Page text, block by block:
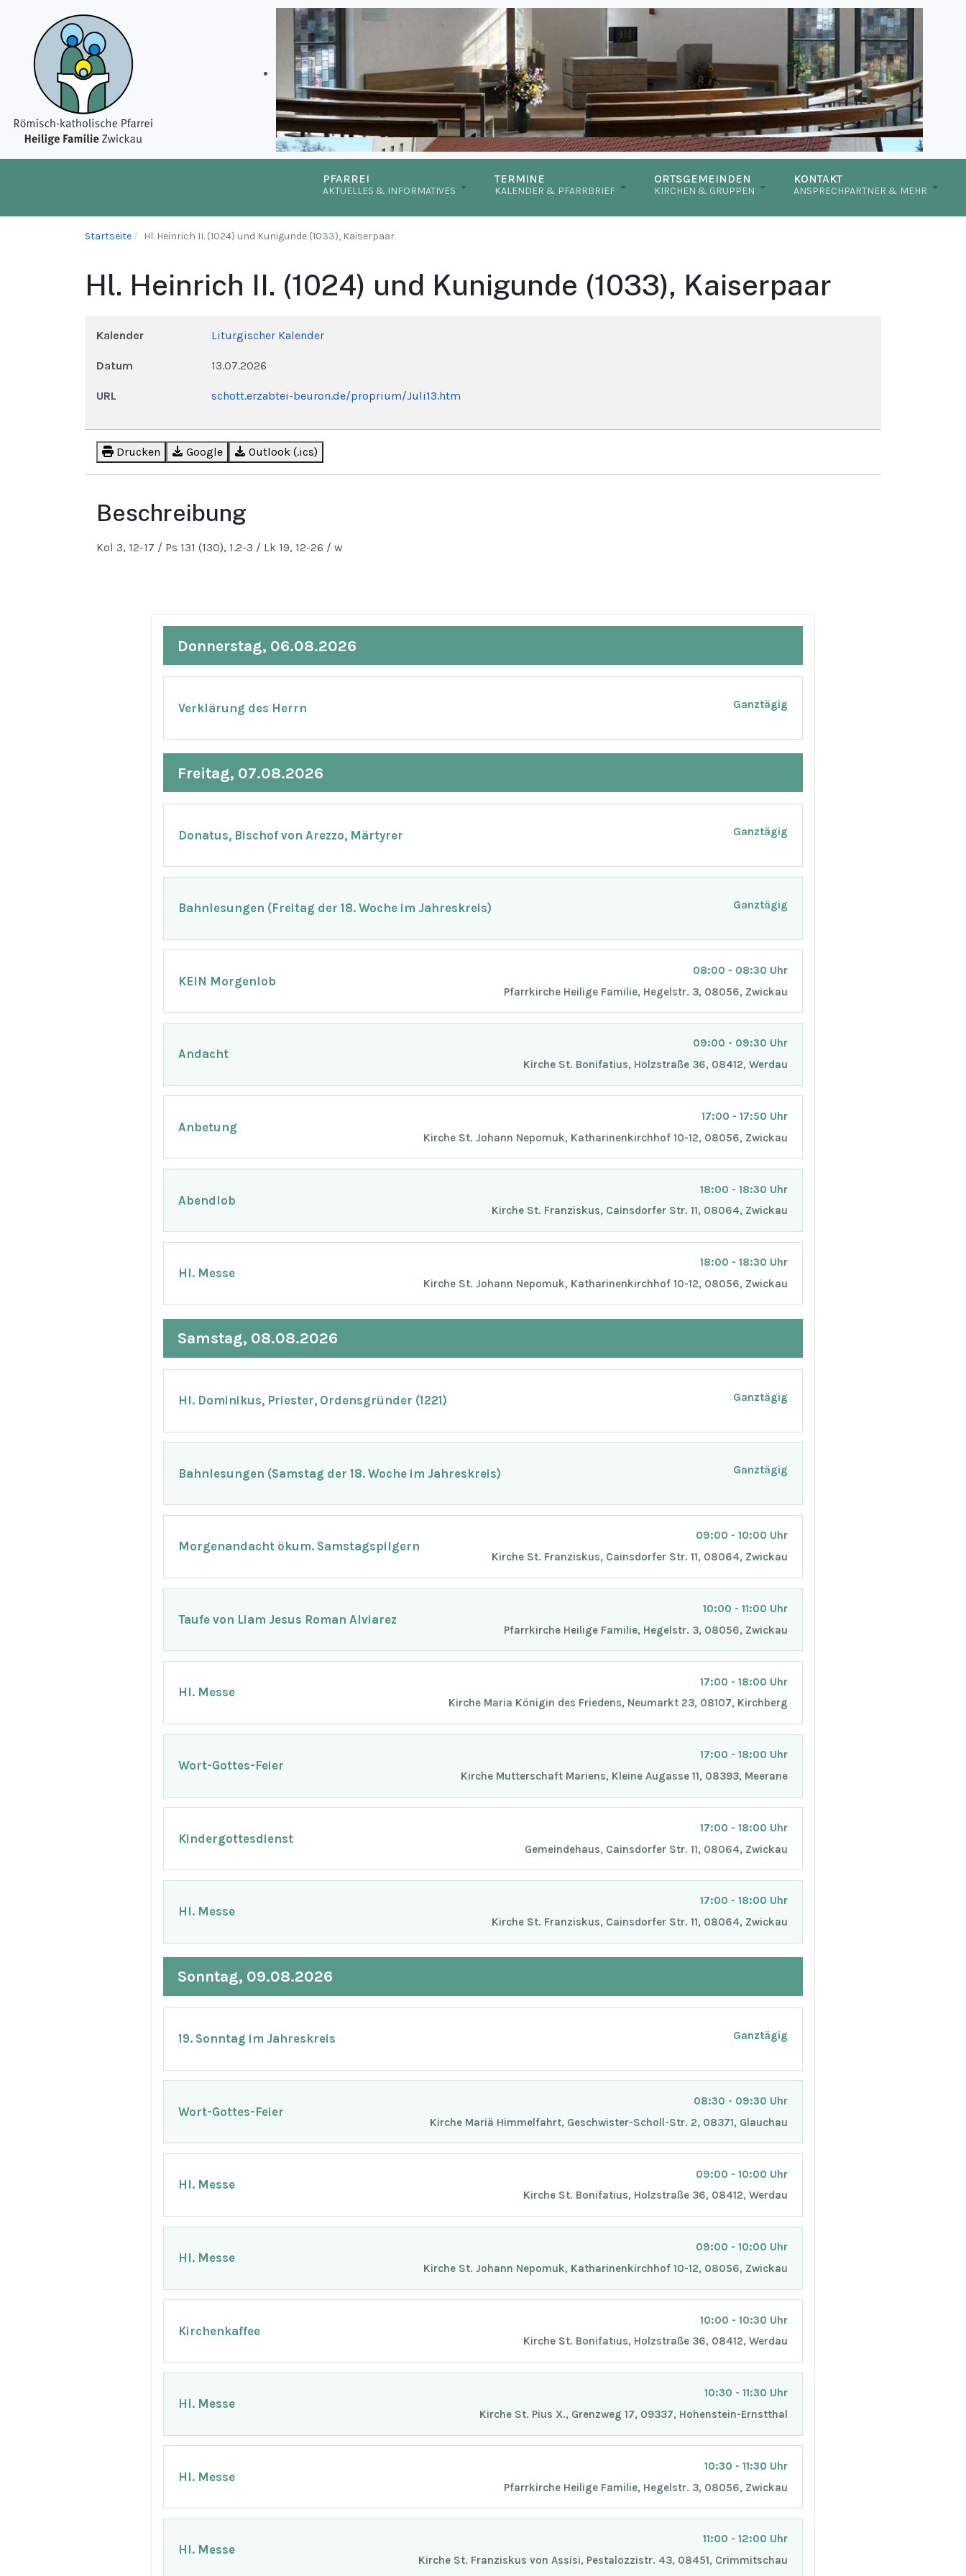
PFARREI
AKTUELLES & INFORMATIVES
TERMINE
KALENDER & PFARRBRIEF
ORTSGEMEINDEN
KIRCHEN & GRUPPEN
KONTAKT
ANSPRECHPARTNER & MEHR
Startseite Hl. Heinrich II. (1024) und Kunigunde (1033), Kaiserpaar
Hl. Heinrich II. (1024) und Kunigunde (1033), Kaiserpaar
Kalender Liturgischer Kalender
Datum 13.07.2026
URL schott.erzabtei-beuron.de/proprium/Juli13.htm
Drucken Google Outlook (.ics)
Beschreibung
Kol 3, 12-17 / Ps 131 (130), 1.2-3 / Lk 19, 12-26 / w
Donnerstag, 06.08.2026
Verklärung des Herrn Ganztägig
Freitag, 07.08.2026
Donatus, Bischof von Arezzo, Märtyrer Ganztägig
Bahnlesungen (Freitag der 18. Woche im Jahreskreis) Ganztägig
KEIN Morgenlob
08:00 - 08:30 Uhr
Pfarrkirche Heilige Familie, Hegelstr. 3, 08056, Zwickau
Andacht
09:00 - 09:30 Uhr
Kirche St. Bonifatius, Holzstraße 36, 08412, Werdau
Anbetung
17:00 - 17:50 Uhr
Kirche St. Johann Nepomuk, Katharinenkirchhof 10-12, 08056, Zwickau
Abendlob
18:00 - 18:30 Uhr
Kirche St. Franziskus, Cainsdorfer Str. 11, 08064, Zwickau
Hl. Messe
18:00 - 18:30 Uhr
Kirche St. Johann Nepomuk, Katharinenkirchhof 10-12, 08056, Zwickau
Samstag, 08.08.2026
Hl. Dominikus, Priester, Ordensgründer (1221) Ganztägig
Bahnlesungen (Samstag der 18. Woche im Jahreskreis) Ganztägig
Morgenandacht ökum. Samstagspilgern
09:00 - 10:00 Uhr
Kirche St. Franziskus, Cainsdorfer Str. 11, 08064, Zwickau
Taufe von Liam Jesus Roman Alviarez
10:00 - 11:00 Uhr
Pfarrkirche Heilige Familie, Hegelstr. 3, 08056, Zwickau
Hl. Messe
17:00 - 18:00 Uhr
Kirche Maria Königin des Friedens, Neumarkt 23, 08107, Kirchberg
Wort-Gottes-Feier
17:00 - 18:00 Uhr
Kirche Mutterschaft Mariens, Kleine Augasse 11, 08393, Meerane
Kindergottesdienst
17:00 - 18:00 Uhr
Gemeindehaus, Cainsdorfer Str. 11, 08064, Zwickau
Hl. Messe
17:00 - 18:00 Uhr
Kirche St. Franziskus, Cainsdorfer Str. 11, 08064, Zwickau
Sonntag, 09.08.2026
19. Sonntag im Jahreskreis Ganztägig
Wort-Gottes-Feier
08:30 - 09:30 Uhr
Kirche Mariä Himmelfahrt, Geschwister-Scholl-Str. 2, 08371, Glauchau
Hl. Messe
09:00 - 10:00 Uhr
Kirche St. Bonifatius, Holzstraße 36, 08412, Werdau
Hl. Messe
09:00 - 10:00 Uhr
Kirche St. Johann Nepomuk, Katharinenkirchhof 10-12, 08056, Zwickau
Kirchenkaffee
10:00 - 10:30 Uhr
Kirche St. Bonifatius, Holzstraße 36, 08412, Werdau
Hl. Messe
10:30 - 11:30 Uhr
Kirche St. Pius X., Grenzweg 17, 09337, Hohenstein-Ernstthal
Hl. Messe
10:30 - 11:30 Uhr
Pfarrkirche Heilige Familie, Hegelstr. 3, 08056, Zwickau
Hl. Messe
11:00 - 12:00 Uhr
Kirche St. Franziskus von Assisi, Pestalozzistr. 43, 08451, Crimmitschau